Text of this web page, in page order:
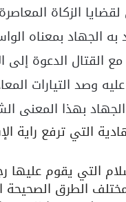
الزكاة
الجهاد بمعناه
القتال الدعوة
وصد التيارات
بهذا المعنى
التي ترفع راية
التي يقوم عليها
الطرق